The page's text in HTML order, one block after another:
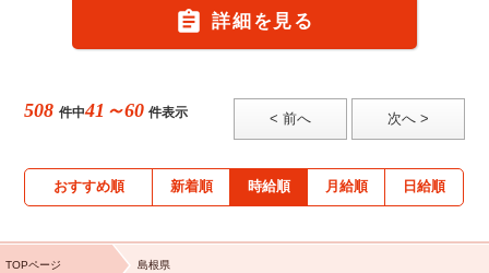
 詳細を見る
508 件中41～60 件表示 < 前へ 次へ >
おすすめ順 新着順 時給順 月給順 日給順
TOPページ 島根県